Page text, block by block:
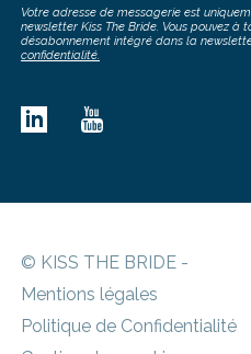
Votre adresse de messagerie est
newsletter Kiss The Bride. Vous pouvez à
désabonnement intégré dans la
confidentialité.
© KISS THE BRIDE -
Mentions légales
Politique de Confidentialité